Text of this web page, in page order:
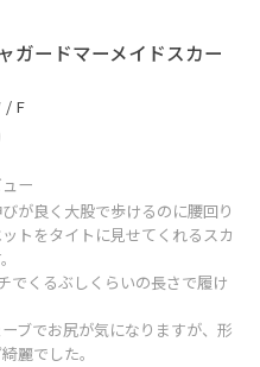
ガードマーメイドスカー
/ F
ー
が良く大股で歩けるのに腰回り
トをタイトに見せてくれるスカ
でくるぶしくらいの長さで履け
ブでお尻が気になりますが、形
麗でした。